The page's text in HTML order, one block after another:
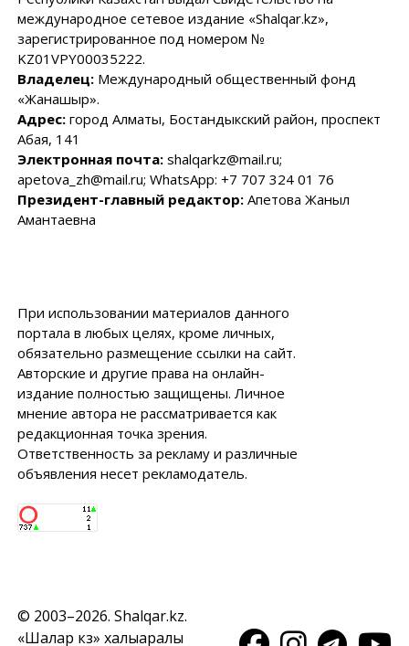
международное сетевое издание «Shalqar.kz»,
зарегистрированное под номером №
KZ01VPY00035222.
Владелец:Международный общественный фонд
«Жанашыр».
Адрес:город Алматы, Бостандыкский район, проспект
Абая, 141
Электронная почта:shalqarkz@mail.ru;
apetova_zh@mail.ru; WhatsApp: +7 707 324 01 76
Президент-главный редактор:Апетова Жаныл
Амантаевна
При использовании материалов данного
портала в любых целях, кроме личных,
обязательно размещение ссылки на сайт.
Авторские и другие права на онлайн-
издание полностью защищены. Личное
мнение автора не рассматривается как
редакционная точка зрения.
Ответственность за рекламу и различные
объявления несет рекламодатель.
© 2003–2026. Shalqar.kz.
«Шалқар кз» халықаралық